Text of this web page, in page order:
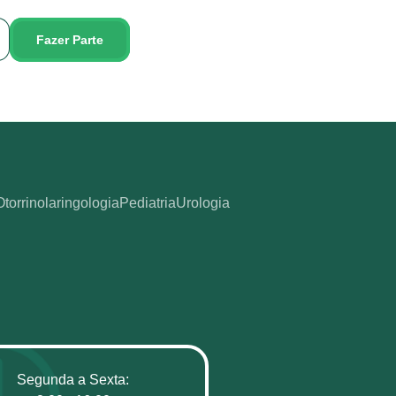
Fazer Parte
PediatriaUrologia
Segunda a Sexta: